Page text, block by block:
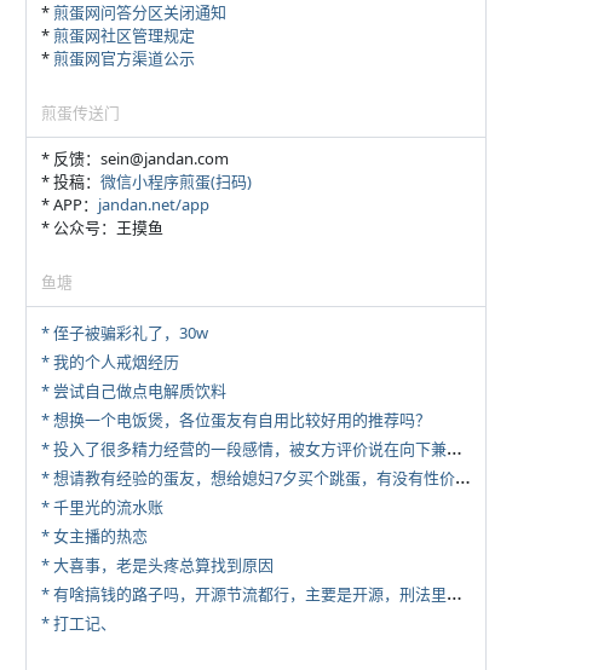
*煎蛋网问答分区关闭通知
*煎蛋网社区管理规定
*煎蛋网官方渠道公示
煎蛋传送门
* 反馈：sein@jandan.com
* 投稿： 微信小程序煎蛋(扫码)
* APP： jandan.net/app
* 公众号：王摸鱼
鱼塘
* 侄子被骗彩礼了，30w
* 我的个人戒烟经历
* 尝试自己做点电解质饮料
* 想换一个电饭煲，各位蛋友有自用比较好用的推荐吗？
*
投入了很多精力经营的一段感情，被女方评价说在向下兼容我，感觉有点破防
*
想请教有经验的蛋友，想给媳妇7夕买个跳蛋，有没有性价比高的推荐
* 千里光的流水账
* 女主播的热恋
* 大喜事，老是头疼总算找到原因
*
有啥搞钱的路子吗，开源节流都行，主要是开源，刑法里的咱不做
* 打工记、